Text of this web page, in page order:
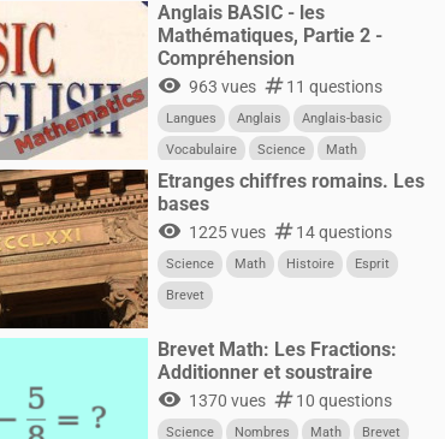
Anglais BASIC - les
Mathématiques, Partie 2 -
Compréhension
visibility 963 vues numbers11 questions
Langues Anglais
Anglais-basic
Vocabulaire
Science Math
Etranges chiffres romains. Les
bases
visibility 1225 vues numbers14 questions
Science Math Histoire
Esprit
Brevet
Brevet Math: Les Fractions:
Additionner et soustraire
visibility 1370 vues numbers10 questions
Science Nombres Math Brevet